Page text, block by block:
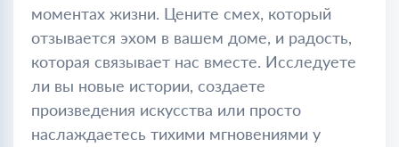
моментах жизни. Цените смех, который
отзывается эхом в вашем доме, и радость,
которая связывает нас вместе. Исследуете
ли вы новые истории, создаете
произведения искусства или просто
наслаждаетесь тихими мгновениями у